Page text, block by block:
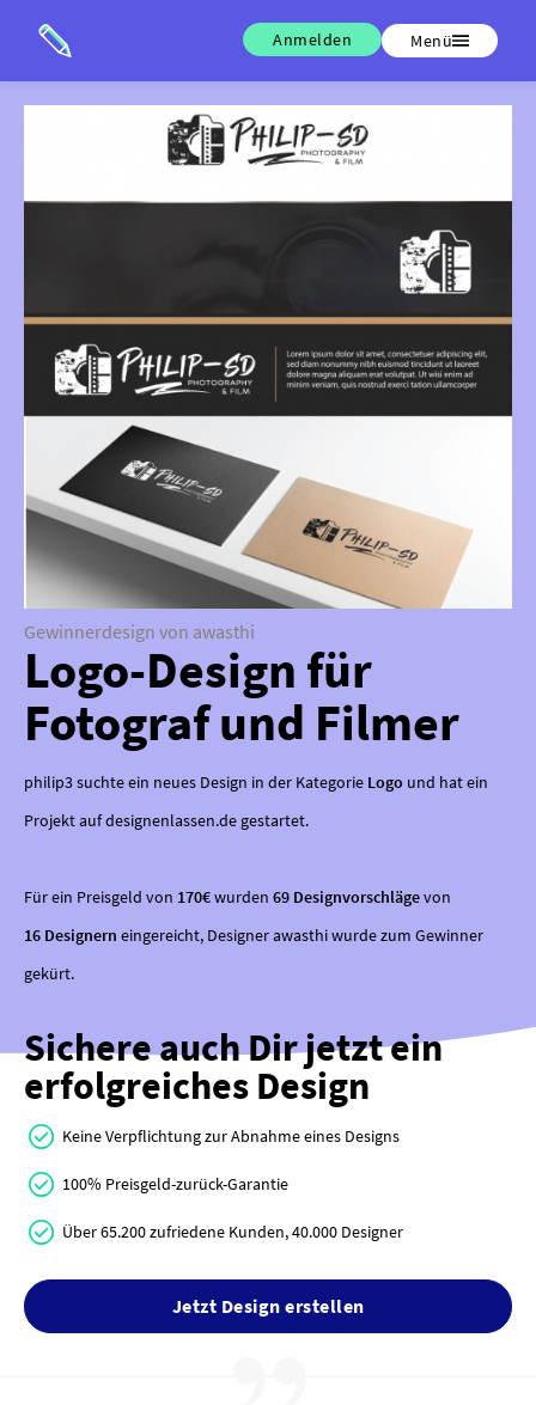
Anmelden Menü
Gewinnerdesign von awasthi
Logo-Design für
Fotograf und Filmer
philip3 suchte ein neues Design in der Kategorie Logo und hat ein
Projekt auf designenlassen.de gestartet.
Für ein Preisgeld von 170€wurden 69 Designvorschlägevon
16 Designern eingereicht, Designer awasthi wurde zum Gewinner
gekürt.
Sichere auch Dir jetzt ein
erfolgreiches Design
Keine Verpflichtung zur Abnahme eines Designs
100% Preisgeld-zurück-Garantie
Über 65.200 zufriedene Kunden, 40.000 Designer
Jetzt Design erstellen